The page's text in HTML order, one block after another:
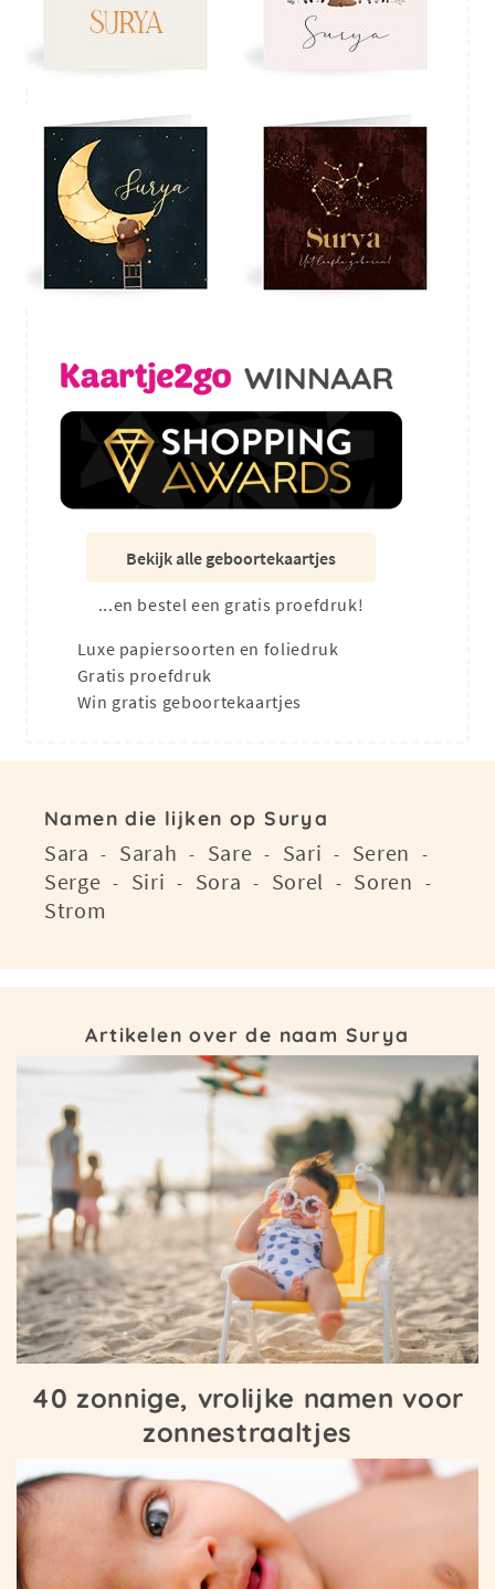
Bekijk alle geboortekaartjes
...en bestel een gratis proefdruk!
Luxe papiersoorten en foliedruk
Gratis proefdruk
Win gratis geboortekaartjes
Namen die lijken op Surya
Sara - Sarah - Sare - Sari - Seren -
Serge - Siri - Sora - Sorel - Soren -
Strom
Artikelen over de naam Surya
40 zonnige, vrolijke namen voor
zonnestraaltjes